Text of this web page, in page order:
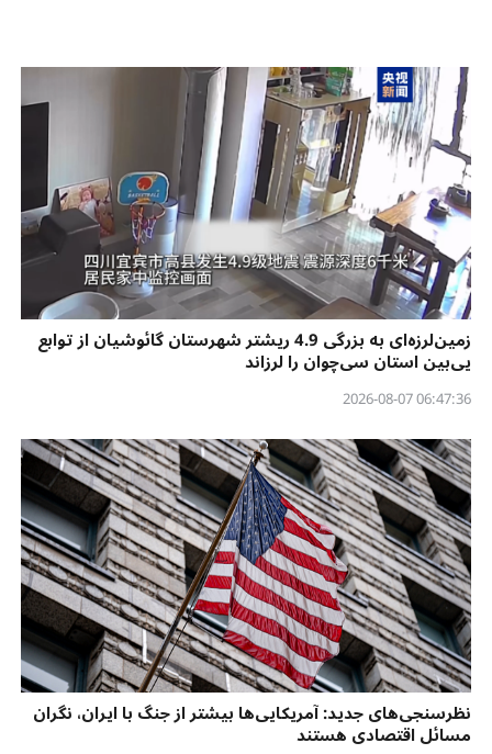
زمین‌لرزه‌ای به بزرگی 4.9 ریشتر شهرستان گائوشیان از توابع
یی‌بین استان سی‌چوان را لرزاند
06:47:36 2026-08-07
نظرسنجی‌‌های جدید: آمریکایی‌ها بیشتر از جنگ با ایران، نگران
مسائل اقتصادی هستند